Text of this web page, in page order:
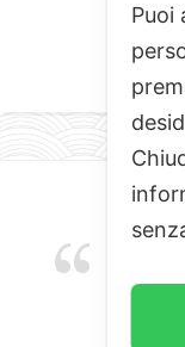
Puoi